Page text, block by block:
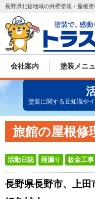
長野県北信地域の外壁塗装・屋根
会社案内 塗装メニ
塗装に関する豆知識や
旅館の屋根
活動日誌 雨漏り 板金工事
長野県長野市、上